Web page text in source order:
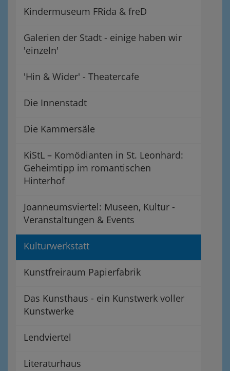
Kindermuseum FRida & freD
Galerien der Stadt - einige haben wir
'einzeln'
'Hin & Wider' - Theatercafe
Die Innenstadt
Die Kammersäle
KiStL – Komödianten in St. Leonhard:
Geheimtipp im romantischen
Hinterhof
Joanneumsviertel: Museen, Kultur -
Veranstaltungen & Events
Kulturwerkstatt
Kunstfreiraum Papierfabrik
Das Kunsthaus - ein Kunstwerk voller
Kunstwerke
Lendviertel
Literaturhaus